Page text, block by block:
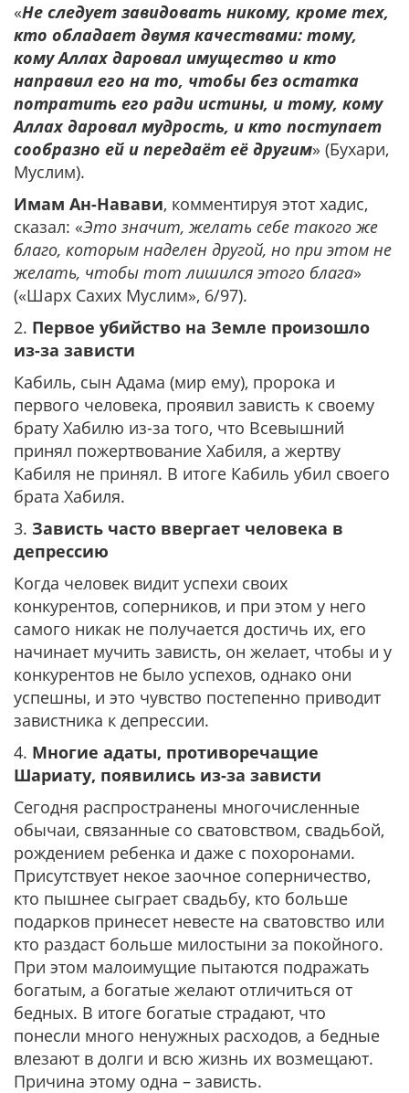
«Не следует завидовать никому, кроме тех,
кто обладает двумя качествами: тому,
кому Аллах даровал имущество и кто
направил его на то, чтобы без остатка
потратить его ради истины, и тому, кому
Аллах даровал мудрость, и кто поступает
сообразно ей и передаёт её другим» (Бухари,
Муслим).
Имам Ан-Навави, комментируя этот хадис,
сказал: «Это значит, желать себе такого же
благо, которым наделен другой, но при этом не
желать, чтобы тот лишился этого блага»
(«Шарх Сахих Муслим», 6/97).
2. Первое убийство на Земле произошло
из-за зависти
Кабиль, сын Адама (мир ему), пророка и
первого человека, проявил зависть к своему
брату Хабилю из-за того, что Всевышний
принял пожертвование Хабиля, а жертву
Кабиля не принял. В итоге Кабиль убил своего
брата Хабиля.
3. Зависть часто ввергает человека в
депрессию
Когда человек видит успехи своих
конкурентов, соперников, и при этом у него
самого никак не получается достичь их, его
начинает мучить зависть, он желает, чтобы и у
конкурентов не было успехов, однако они
успешны, и это чувство постепенно приводит
завистника к депрессии.
4. Многие адаты, противоречащие
Шариату, появились из-за зависти
Сегодня распространены многочисленные
обычаи, связанные со сватовством, свадьбой,
рождением ребенка и даже с похоронами.
Присутствует некое заочное соперничество,
кто пышнее сыграет свадьбу, кто больше
подарков принесет невесте на сватовство или
кто раздаст больше милостыни за покойного.
При этом малоимущие пытаются подражать
богатым, а богатые желают отличиться от
бедных. В итоге богатые страдают, что
понесли много ненужных расходов, а бедные
влезают в долги и всю жизнь их возмещают.
Причина этому одна – зависть.